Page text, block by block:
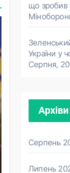
що зробив
України у
Серпня,
Архіви
Серпень
Липень